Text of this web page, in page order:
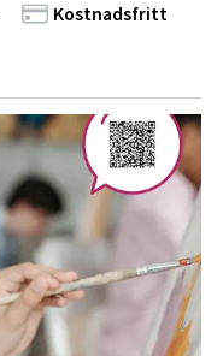
Kostnadsfritt